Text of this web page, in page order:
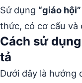
Sử dụng “giáo hội”
thức, có cơ cấu và
Cách sử
tả
Dưới đây là hướng